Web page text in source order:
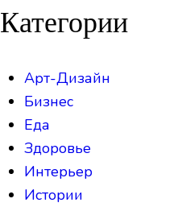
Категории
Арт-Дизайн
Бизнес
Еда
Здоровье
Интерьер
Истории